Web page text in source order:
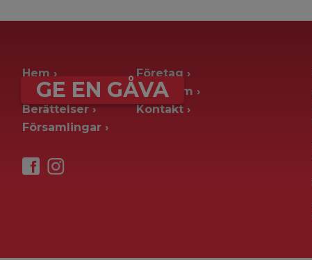
GE EN GÅVA
Hem
Ge en gåva
Berättelser
Församlingar
Företag
Pressrum
Kontakt